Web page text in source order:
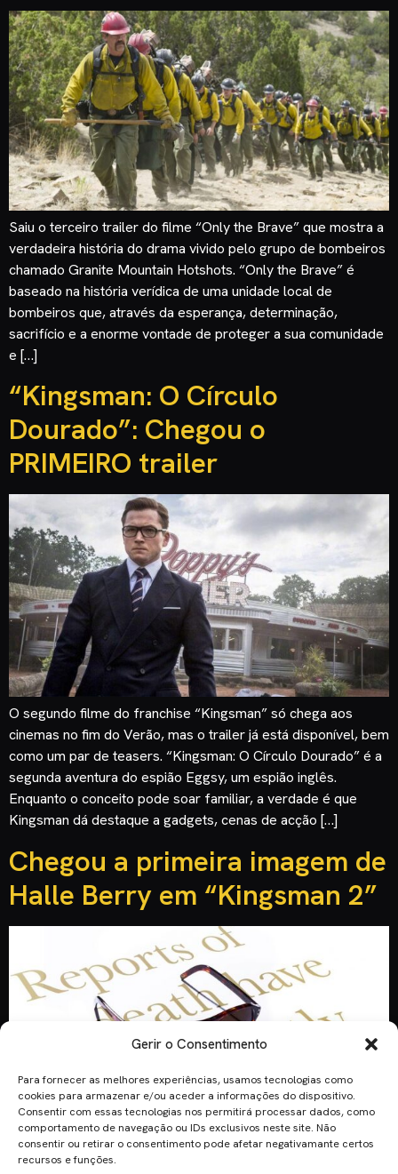
Gerir o Consentimento
Para fornecer as melhores experiências, usamos tecnologias como
cookies para armazenar e/ou aceder a informações do dispositivo.
Consentir com essas tecnologias nos permitirá processar dados, como
comportamento de navegação ou IDs exclusivos neste site. Não
consentir ou retirar o consentimento pode afetar negativamante certos
recursos e funções.
Saiu o terceiro trailer do filme “Only the Brave” que mostra a
verdadeira história do drama vivido pelo grupo de bombeiros
chamado Granite Mountain Hotshots. “Only the Brave” é
baseado na história verídica de uma unidade local de
bombeiros que, através da esperança, determinação,
sacrifício e a enorme vontade de proteger a sua comunidade
e […]
“Kingsman: O Círculo
Dourado”: Chegou o
PRIMEIRO trailer
O segundo filme do franchise “Kingsman” só chega aos
cinemas no fim do Verão, mas o trailer já está disponível, bem
como um par de teasers. “Kingsman: O Círculo Dourado” é a
segunda aventura do espião Eggsy, um espião inglês.
Enquanto o conceito pode soar familiar, a verdade é que
Kingsman dá destaque a gadgets, cenas de acção […]
Chegou a primeira imagem de
Halle Berry em “Kingsman 2”